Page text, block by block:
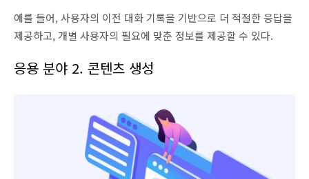
예를 들어, 사용자의 이전 대화 기록을 기반으로 더 적절한 응답을
제공하고, 개별 사용자의 필요에 맞춘 정보를 제공할 수 있다.
응용 분야 2. 콘텐츠 생성